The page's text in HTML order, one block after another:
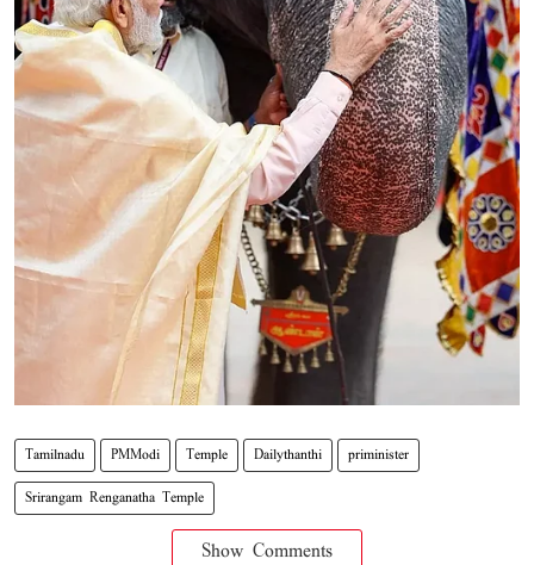
Tamilnadu PMModi Temple Dailythanthi priminister
Srirangam Renganatha Temple
Show Comments